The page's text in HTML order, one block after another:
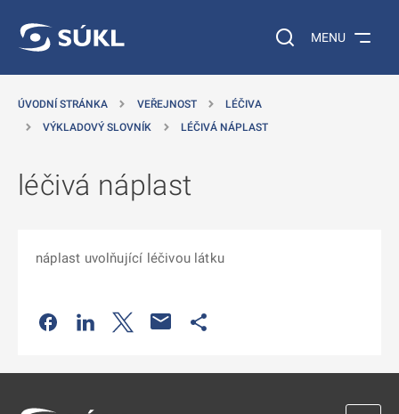
Vyhledávání na
MENU
ÚVODNÍ STRÁNKA VEŘEJNOST
LÉČIVA
VÝKLADOVÝ SLOVNÍK
LÉČIVÁ NÁPLAST
léčivá náplast
náplast uvolňující léčivou látku
Odkaz se otevře na nové kartě
Odkaz se otevře na nové kartě
Odkaz se otevře na nové kartě